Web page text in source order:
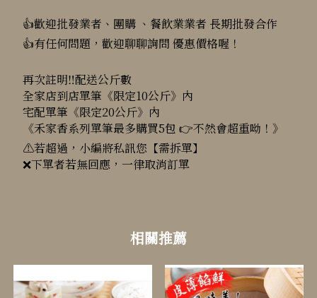
👍歡迎批發業者、團購 、餐飲業業者 長期批發合作
👍有任何問題，歡迎聊聊詢問 優惠價格喔！
再次註明‼️配送公斤數
全家店到店單筆《限定10公斤》內
宅配單筆《限定20公斤》內
《禾家香系列單筆最多購買5包 👉不然會超重呦！》
⚠️若超過，小編將私訊您【需拆單】
❌下單者若無回應，一律取消訂單